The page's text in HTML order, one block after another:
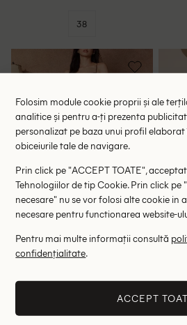
38
Rochie lunga Savoree, maro
154.50 lei
RRP: 309.00 lei
Folosim module cookie proprii și ale
analitice și pentru a-ți prezenta
personalizat pe baza unui profil
obiceiurile tale de navigare.
Prin click pe "ACCEPT TOATE",
Tehnologiilor de tip Cookie. Prin click pe
necesare" nu se vor folosi alte cookie in
necesare pentru functionarea website-
Pentru mai multe informații consultă
confidențialitate.
ACCEPT